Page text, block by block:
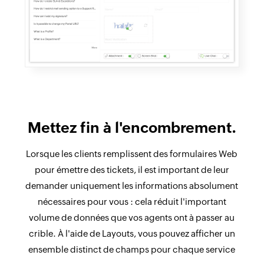
Mettez fin à l'encombrement.
Lorsque les clients remplissent des formulaires Web
pour émettre des tickets, il est important de leur
demander uniquement les informations absolument
nécessaires pour vous : cela réduit l'important
volume de données que vos agents ont à passer au
crible. À l'aide de Layouts, vous pouvez afficher un
ensemble distinct de champs pour chaque service